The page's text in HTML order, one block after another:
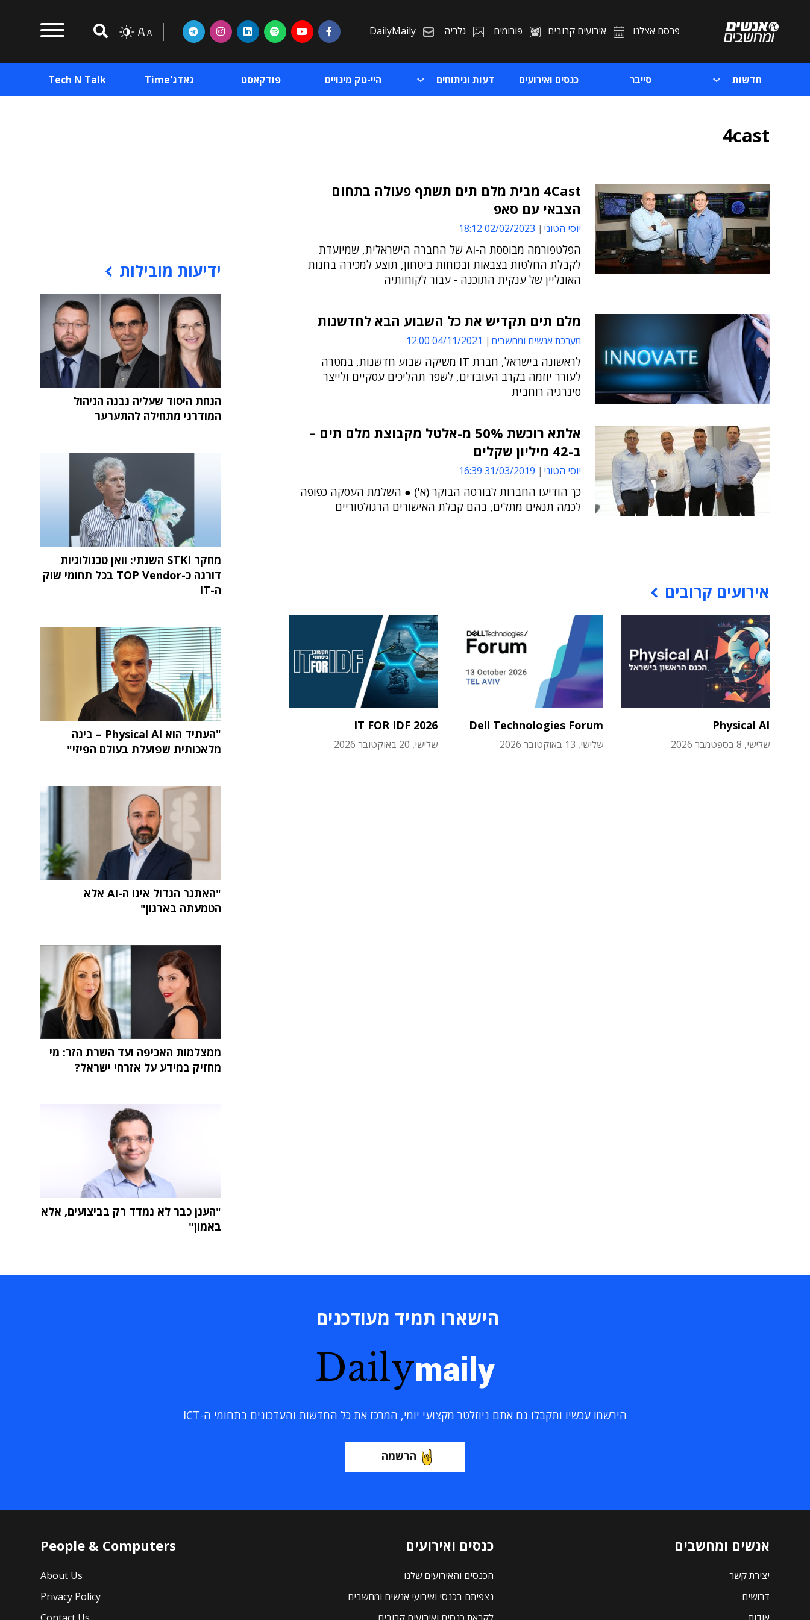
פרסם אצלנו אירועים קרובים פורומים גלריה DailyMaily
חדשות סייבר כנסים ואירועים דעות וניתוחים היי-טק מינויים פודקאסט גאדג'Time Tech N Talk
4cast
4Cast מבית מלם תים תשתף פעולה בתחום
הצבאי עם סאפ
יוסי הטוני 02/02/2023 18:12
הפלטפורמה מבוססת ה-AI של החברה הישראלית, שמיועדת
לקבלת החלטות בצבאות ובכוחות ביטחון, תוצע למכירה בחנות
האונליין של ענקית התוכנה - עבור לקוחותיה
מלם תים תקדיש את כל השבוע הבא לחדשנות
מערכת אנשים ומחשבים 04/11/2021 12:00
לראשונה בישראל, חברת IT משיקה שבוע חדשנות, במטרה
לעורר יוזמה בקרב העובדים, לשפר תהליכים עסקיים ולייצר
סינרגיה רוחבית
אלתא רוכשת 50% מ-אלטל מקבוצת מלם תים –
ב-42 מיליון שקלים
יוסי הטוני 31/03/2019 16:39
כך הודיעו החברות לבורסה הבוקר (א') ● השלמת העסקה כפופה
לכמה תנאים מתלים, בהם קבלת האישורים הרגולטוריים
אירועים קרובים
Physical AI
שלישי, 8 בספטמבר 2026
Dell Technologies Forum
שלישי, 13 באוקטובר 2026
IT FOR IDF 2026
שלישי, 20 באוקטובר 2026
ידיעות מובילות
הנחת היסוד שעליה נבנה הניהול
המודרני מתחילה להתערער
מחקר STKI השנתי: וואן טכנולוגיות
דורגה כ-TOP Vendor בכל תחומי שוק
ה-IT
"העתיד הוא Physical AI – בינה
מלאכותית שפועלת בעולם הפיזי"
"האתגר הגדול אינו ה-AI אלא
הטמעתה בארגון"
ממצלמות האכיפה ועד השרת הזר: מי
מחזיק במידע על אזרחי ישראל?
"הענן כבר לא נמדד רק בביצועים, אלא
באמון"
הישארו תמיד מעודכנים
Dailymaily
הירשמו עכשיו ותקבלו גם אתם ניוזלטר מקצועי יומי, המרכז את כל החדשות והעדכונים בתחומי ה-ICT
הרשמה
אנשים ומחשבים
יצירת קשר
דרושים
כנסים ואירועים
הכנסים והאירועים שלנו
נצפיתם בכנסי ואירועי אנשים ומחשבים
People & Computers
About Us
Privacy Policy